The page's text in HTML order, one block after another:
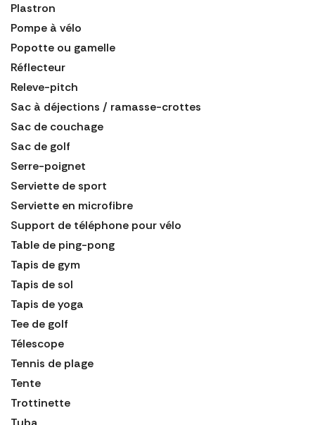
Plastron
Pompe à vélo
Popotte ou gamelle
Réflecteur
Releve-pitch
Sac à déjections / ramasse-crottes
Sac de couchage
Sac de golf
Serre-poignet
Serviette de sport
Serviette en microfibre
Support de téléphone pour vélo
Table de ping-pong
Tapis de gym
Tapis de sol
Tapis de yoga
Tee de golf
Télescope
Tennis de plage
Tente
Trottinette